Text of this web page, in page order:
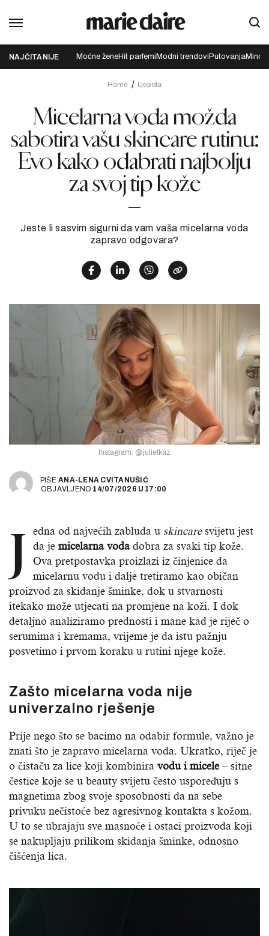
NAJČITANIJE Moćne ženeHit parfemi Modni trendovi Putovanja
Home Ljepota
Micelarna voda možda
sabotira vašu skincare rutinu:
Evo kako odabrati najbolju
za svoj tip kože
Jeste li sasvim sigurni da vam vaša micelarna voda
zapravo odgovara?
Instagram: @julietkaz
PIŠEANA-LENA CVITANUŠIĆ
OBJAVLJENO 14/07/2026 U 17:00
J edna od najvećih zabluda u skincaresvijetu jest
da je micelarna vodadobra za svaki tip kože.
Ova pretpostavka proizlazi iz činjenice da
micelarnu vodu i dalje tretiramo kao običan
proizvod za skidanje šminke, dok u stvarnosti
itekako može utjecati na promjene na koži. I dok
detaljno analiziramo prednosti i mane kad je riječ o
serumima i kremama, vrijeme je da istu pažnju
posvetimo i prvom koraku u rutini njege kože.
Zašto micelarna voda nije
univerzalno rješenje
Prije nego što se bacimo na odabir formule, važno je
znati što je zapravo micelarna voda. Ukratko, riječ je
o čistaču za lice koji kombinira vodu i micele– sitne
čestice koje se u beauty svijetu često uspoređuju s
magnetima zbog svoje sposobnosti da na sebe
privuku nečistoće bez agresivnog kontakta s kožom.
U to se ubrajaju sve masnoće i ostaci proizvoda koji
se nakupljaju prilikom skidanja šminke, odnosno
čišćenja lica.